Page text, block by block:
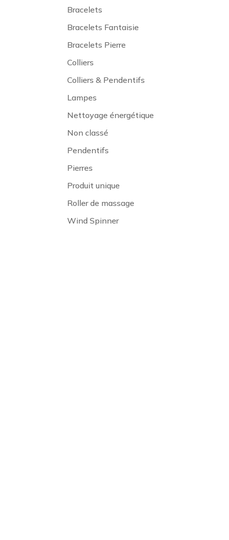
Bracelets
Bracelets Fantaisie
Bracelets Pierre
Colliers
Colliers & Pendentifs
Lampes
Nettoyage énergétique
Non classé
Pendentifs
Pierres
Produit unique
Roller de massage
Wind Spinner